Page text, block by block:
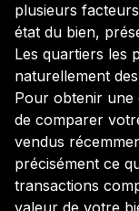
plusieurs
état du bien,
Les quartiers les
naturellement
Pour obtenir une
de comparer
vendus
précisément ce
transactions
valeur de votre